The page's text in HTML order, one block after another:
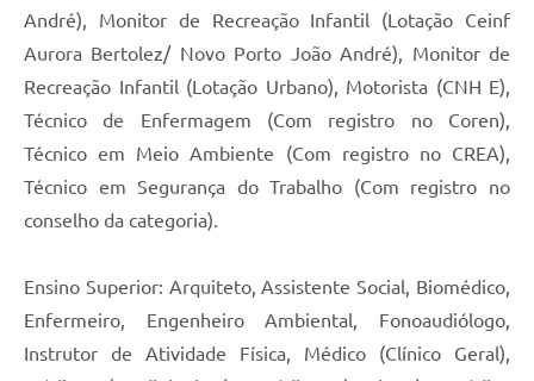
André), Monitor de Recreação Infantil (Lotação Ceinf
Aurora Bertolez/ Novo Porto João André), Monitor de
Recreação Infantil (Lotação Urbano), Motorista (CNH E),
Técnico de Enfermagem (Com registro no Coren),
Técnico em Meio Ambiente (Com registro no CREA),
Técnico em Segurança do Trabalho (Com registro no
conselho da categoria).
Ensino Superior: Arquiteto, Assistente Social, Biomédico,
Enfermeiro, Engenheiro Ambiental, Fonoaudiólogo,
Instrutor de Atividade Física, Médico (Clínico Geral),